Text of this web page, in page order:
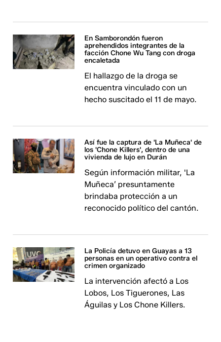
En Samborondón fueron
aprehendidos integrantes de la
facción Chone Wu Tang con droga
encaletada
El hallazgo de la droga se
encuentra vinculado con un
hecho suscitado el 11 de mayo.
Así fue la captura de 'La Muñeca' de
los 'Chone Killers', dentro de una
vivienda de lujo en Durán
Según información militar, 'La
Muñeca’ presuntamente
brindaba protección a un
reconocido político del cantón.
La Policía detuvo en Guayas a 13
personas en un operativo contra el
crimen organizado
La intervención afectó a Los
Lobos, Los Tiguerones, Las
Águilas y Los Chone Killers.